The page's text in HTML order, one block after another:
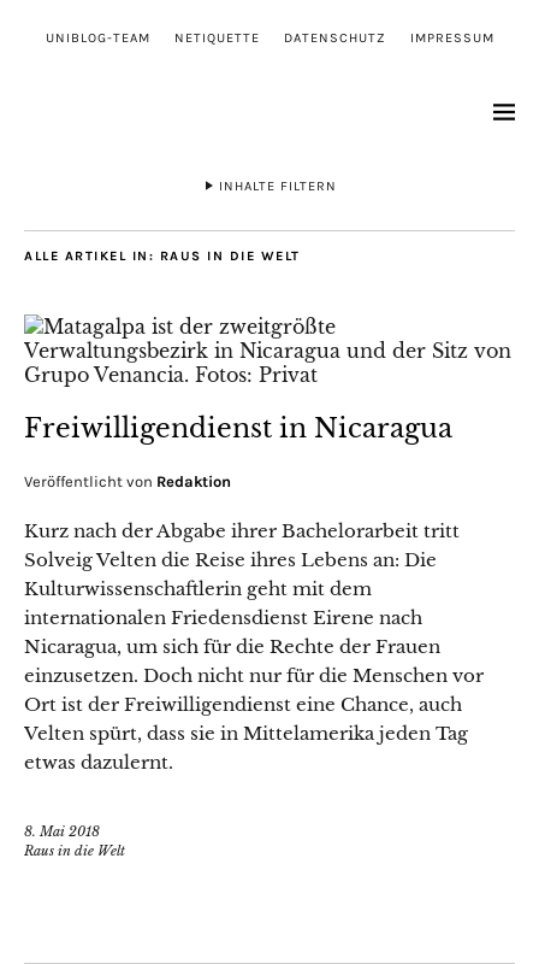
UNIBLOG-TEAM NETIQUETTE DATENSCHUTZ IMPRESSUM
INHALTE FILTERN
ALLE ARTIKEL IN: RAUS IN DIE WELT
Freiwilligendienst in Nicaragua
Veröffentlicht von Redaktion
Kurz nach der Abgabe ihrer Bachelorarbeit tritt
Solveig Velten die Reise ihres Lebens an: Die
Kulturwissenschaftlerin geht mit dem
internationalen Friedensdienst Eirene nach
Nicaragua, um sich für die Rechte der Frauen
einzusetzen. Doch nicht nur für die Menschen vor
Ort ist der Freiwilligendienst eine Chance, auch
Velten spürt, dass sie in Mittelamerika jeden Tag
etwas dazulernt.
8. Mai 2018
Raus in die Welt